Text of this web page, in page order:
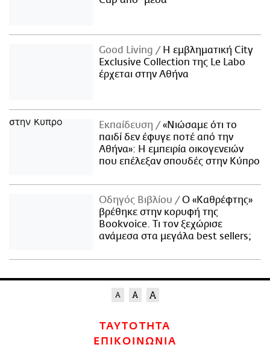
Good Living
Η εμβληματική City
Exclusive Collection της Le Labo
έρχεται στην Αθήνα
Εκπαίδευση
«Νιώσαμε ότι το
παιδί δεν έφυγε ποτέ από την
Αθήνα»: Η εμπειρία οικογενειών
που επέλεξαν σπουδές στην Κύπρο
Οδηγός Βιβλίου
Ο «Καθρέφτης»
βρέθηκε στην κορυφή της
Bookvoice. Τι τον ξεχώρισε
ανάμεσα στα μεγάλα best sellers;
ΤΑΥΤΟΤΗΤΑ
ΕΠΙΚΟΙΝΩΝΙΑ